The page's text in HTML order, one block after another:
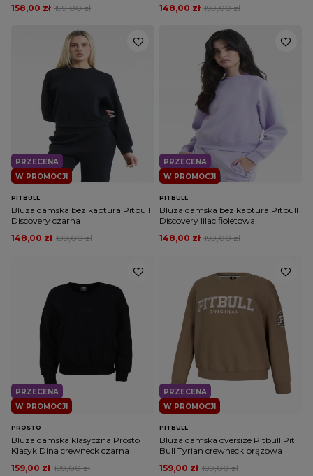
199,00 zł
158,00 zł
199,00 zł
148,00 zł
W PROMOCJI
PRZECENA
PITBULL
Bluza damska bez kaptura Pitbull
Discovery czarna
199,00 zł
148,00 zł
W PROMOCJI
PRZECENA
PITBULL
Bluza damska bez kaptura Pitbull
Discovery lilac fioletowa
199,00 zł
148,00 zł
W PROMOCJI
PRZECENA
PROSTO
Bluza damska klasyczna Prosto
Klasyk Dina crewneck czarna
199,00 zł
159,00 zł
W PROMOCJI
PRZECENA
PITBULL
Bluza damska oversize Pitbull Pit
Bull Tyrian crewneck brązowa
199,00 zł
159,00 zł